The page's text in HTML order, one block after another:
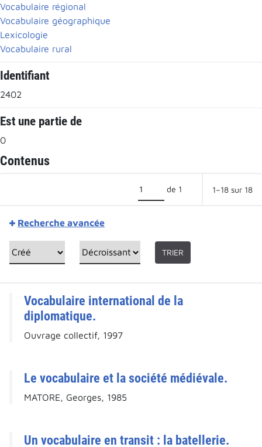
Vocabulaire régional
Vocabulaire géographique
Lexicologie
Vocabulaire rural
Identifiant
2402
Est une partie de
0
Contenus
de 1 1–18 sur 18
Recherche avancée
TRIER
Vocabulaire international de la
diplomatique.
Ouvrage collectif, 1997
Le vocabulaire et la société médiévale.
MATORE, Georges, 1985
Un vocabulaire en transit : la batellerie.